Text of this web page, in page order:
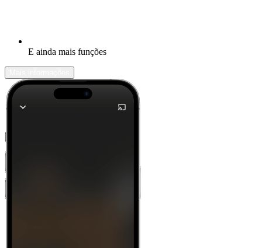
E ainda mais funções